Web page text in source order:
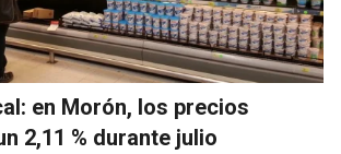
en Morón, los precios
2,11 % durante julio